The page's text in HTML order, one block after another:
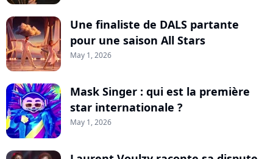
Une finaliste de DALS partante
pour une saison All Stars
May 1, 2026
Mask Singer : qui est la première
star internationale ?
May 1, 2026